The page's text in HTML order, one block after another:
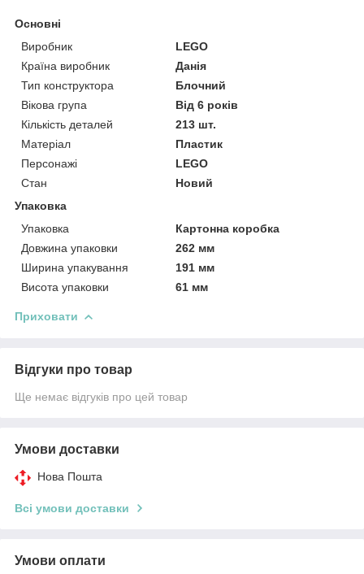
Основні
Виробник
LEGO
Країна виробник
Данія
Тип конструктора
Блочний
Вікова група
Від 6 років
Кількість деталей
213 шт.
Матеріал
Пластик
Персонажі
LEGO
Стан
Новий
Упаковка
Упаковка
Картонна коробка
Довжина упаковки
262 мм
Ширина упакування
191 мм
Висота упаковки
61 мм
Приховати
Відгуки про товар
Ще немає відгуків про цей товар
Умови доставки
Нова Пошта
Всі умови доставки
Умови оплати